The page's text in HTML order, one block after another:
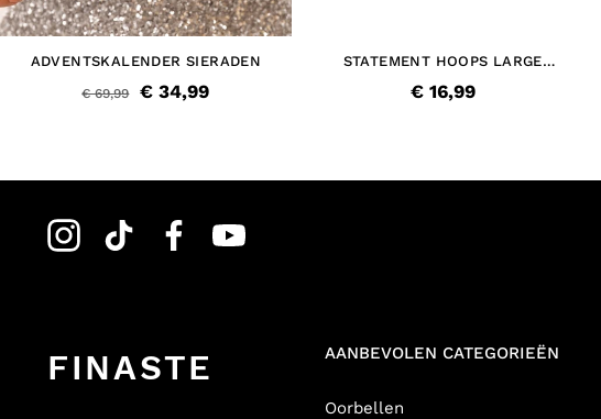
ADVENTSKALENDER SIERADEN
€ 34,99
€ 69,99
STATEMENT HOOPS LARGE
€ 16,99
FINASTE AANBEVOLEN CATEGORIEËN
Oorbellen